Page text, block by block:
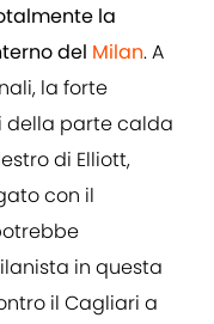
la
del Milan. A
la forte
della parte calda
di Elliott,
con il
in questa
il Cagliari a